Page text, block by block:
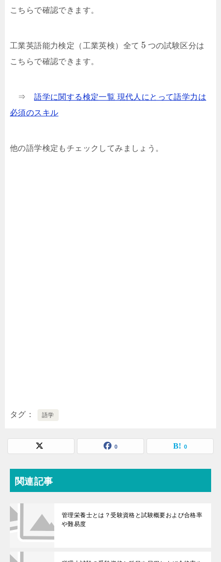
こちらで確認できます。
工業英語能力検定（工業英検）全て 5 つの試験区分は
こちらで確認できます。
⇒語学に関する検定一覧 現代人にとって語学力は
必須のスキル
他の語学検定もチェックしてみましょう。
タグ 語学
0 0
関連記事
管理栄養士とは？受験資格と試験概要および合格率
や難易度